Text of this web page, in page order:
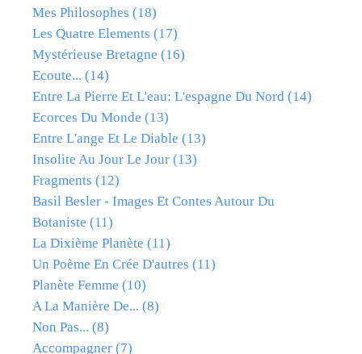
Mes Philosophes (18)
Les Quatre Elements (17)
Mystérieuse Bretagne (16)
Ecoute... (14)
Entre La Pierre Et L'eau: L'espagne Du Nord (14)
Ecorces Du Monde (13)
Entre L'ange Et Le Diable (13)
Insolite Au Jour Le Jour (13)
Fragments (12)
Basil Besler - Images Et Contes Autour Du
Botaniste (11)
La Dixième Planète (11)
Un Poème En Crée D'autres (11)
Planète Femme (10)
A La Manière De... (8)
Non Pas... (8)
Accompagner (7)